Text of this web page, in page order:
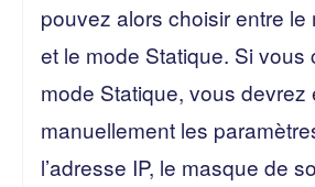
pouvez alors choisir entre le
et le mode Statique. Si vous
mode Statique, vous devrez
manuellement les
l’adresse IP, le masque de